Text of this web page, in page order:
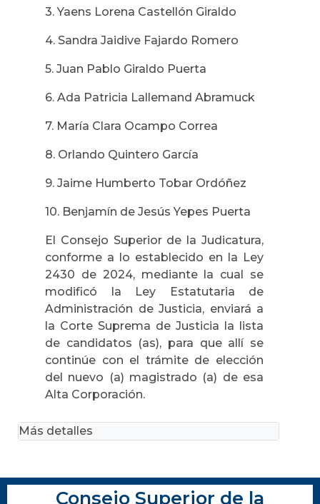
3. Yaens Lorena Castellón Giraldo
4. Sandra Jaidive Fajardo Romero
5. Juan Pablo Giraldo Puerta
6. Ada Patricia Lallemand Abramuck
7. María Clara Ocampo Correa
8. Orlando Quintero García
9. Jaime Humberto Tobar Ordóñez
10. Benjamín de Jesús Yepes Puerta
El Consejo Superior de la Judicatura,
conforme a lo establecido en la Ley
2430 de 2024, mediante la cual se
modificó la Ley Estatutaria de
Administración de Justicia, enviará a
la Corte Suprema de Justicia la lista
de candidatos (as), para que allí se
continúe con el trámite de elección
del nuevo (a) magistrado (a) de esa
Alta Corporación.
Más detalles
Consejo Superior de la